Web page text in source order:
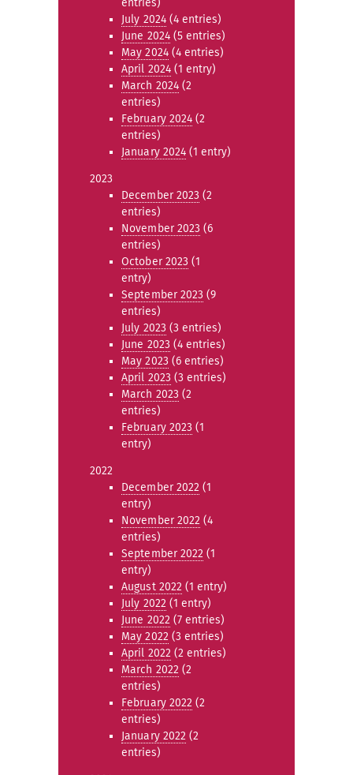
entries)
July 2024(4 entries)
June 2024(5 entries)
May 2024(4 entries)
April 2024 (1 entry)
March 2024 (2
entries)
February 2024 (2
entries)
January 2024 (1 entry)
2023
December 2023 (2
entries)
November 2023 (6
entries)
October 2023 (1
entry)
September 2023 (9
entries)
July 2023 (3 entries)
June 2023 (4 entries)
May 2023 (6 entries)
April 2023 (3 entries)
March 2023 (2
entries)
February 2023 (1
entry)
2022
December 2022 (1
entry)
November 2022 (4
entries)
September 2022 (1
entry)
August 2022 (1 entry)
July 2022 (1 entry)
June 2022 (7 entries)
May 2022 (3 entries)
April 2022 (2 entries)
March 2022 (2
entries)
February 2022 (2
entries)
January 2022 (2
entries)